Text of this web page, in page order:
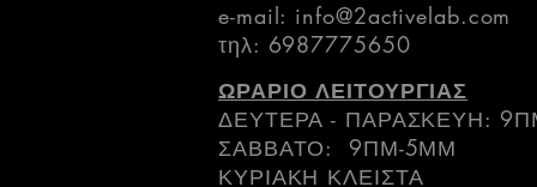
e-mail: info@2activelab.com
τηλ: 6987775650
ΩΡΑΡΙΟ ΛΕΙΤΟΥΡΓΙΑΣ
ΔΕΥΤΕΡΑ - ΠΑΡΑΣΚΕΥΗ:
ΣΑΒΒΑΤΟ: 9ΠΜ-5ΜΜ
ΚΥΡΙΑΚΗ ΚΛΕΙΣΤΑ